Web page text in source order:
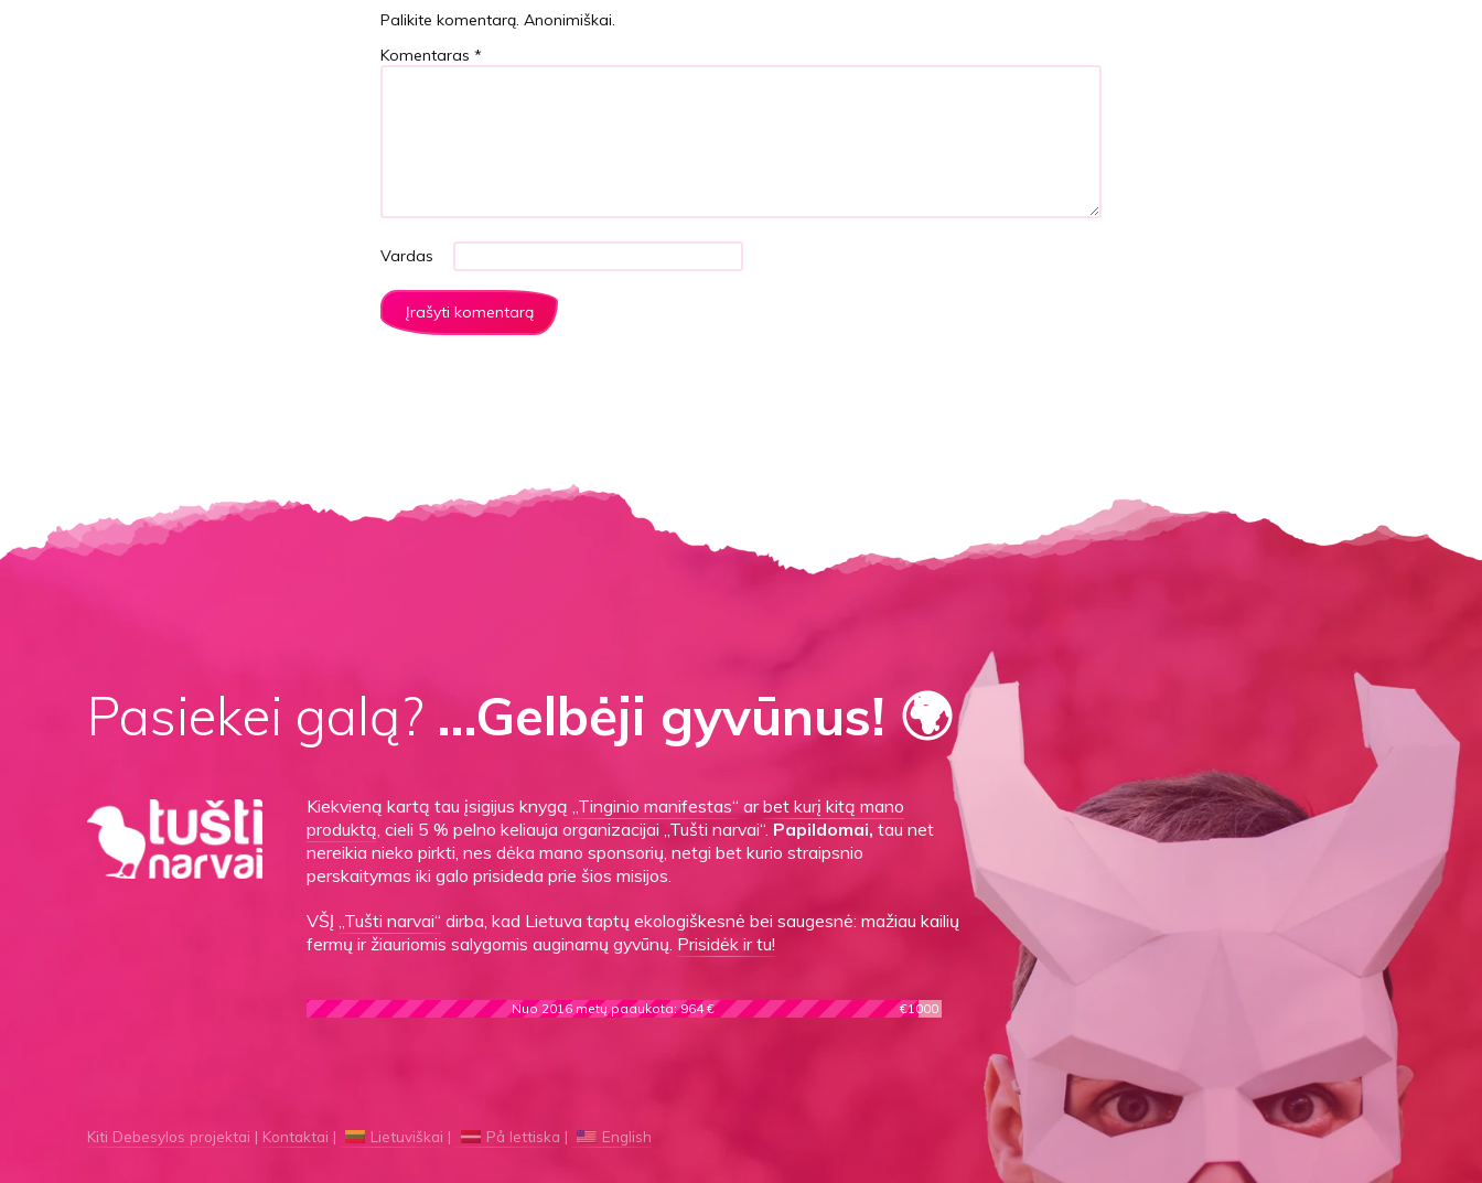
Palikite komentarą. Anonimiškai.
Komentaras *
Vardas
Pasiekei galą? …Gelbėji gyvūnus! 🌍
Kiekvieną kartą tau įsigijus knygą „Tinginio manifestas“ arbet kurį kitą mano
produktą, cieli 5 % pelno keliauja organizacijai „Tušti narvai“. Papildomai, tau net
nereikia nieko pirkti, nes dėka mano sponsorių, netgi bet kurio straipsnio
perskaitymas iki galo prisideda prie šios misijos.
VŠĮ „Tušti narvai“ dirba, kad Lietuva taptų ekologiškesnė bei saugesnė: mažiau kailių
fermų ir žiauriomis salygomis auginamų gyvūnų. Prisidėk ir tu!
Nuo 2016 metų paaukota: 964 € €1000
Kiti Debesylos projektai Kontaktai Lietuviškai På lettiska English